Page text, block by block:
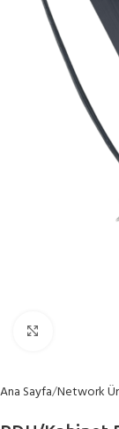
Ana Sayfa Network